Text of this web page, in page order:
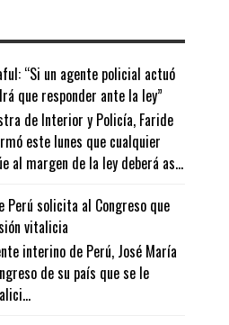
“Si un agente policial actuó
que responder ante la ley”
de Interior y Policía, Faride
este lunes que cualquier
al margen de la ley deberá as...
solicita al Congreso que
vitalicia
interino de Perú, José María
de su país que se le